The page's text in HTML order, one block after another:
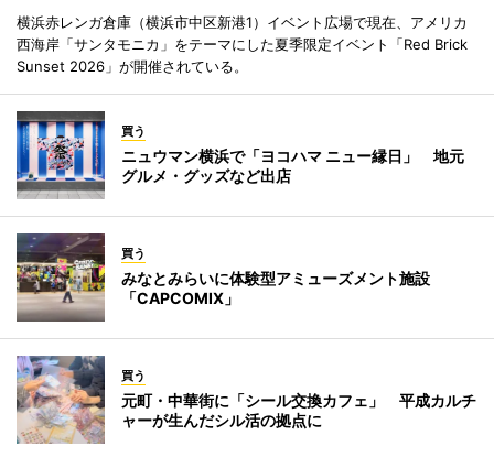
横浜赤レンガ倉庫（横浜市中区新港1）イベント広場で現在、アメリカ
西海岸「サンタモニカ」をテーマにした夏季限定イベント「Red Brick
Sunset 2026」が開催されている。
買う
ニュウマン横浜で「ヨコハマ ニュー縁日」 地元
グルメ・グッズなど出店
買う
みなとみらいに体験型アミューズメント施設
「CAPCOMIX」
買う
元町・中華街に「シール交換カフェ」 平成カルチ
ャーが生んだシル活の拠点に